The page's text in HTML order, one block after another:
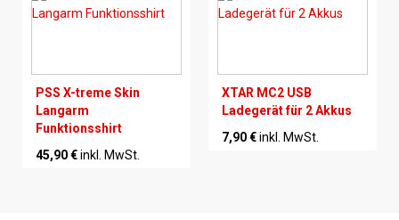
PSS X-treme Skin
Langarm
Funktionsshirt
45,90 €inkl. MwSt.
XTAR MC2 USB
Ladegerät für 2 Akkus
7,90 €inkl. MwSt.